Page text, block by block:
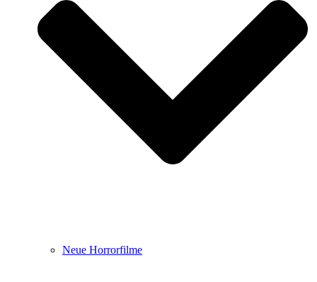
Neue Horrorfilme